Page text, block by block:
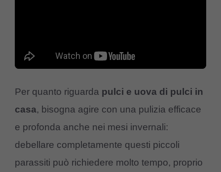
Per quanto riguarda pulci e uova di pulci in
casa, bisogna agire con una pulizia efficace
e profonda anche nei mesi invernali:
debellare completamente questi piccoli
parassiti può richiedere molto tempo, proprio